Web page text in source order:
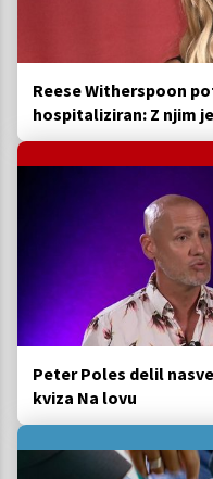
Reese Witherspoon
hospitaliziran: Z njim
Peter Poles delil
kviza Na lovu